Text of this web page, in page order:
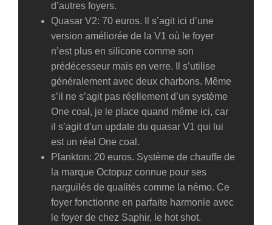
d’autres foyers.
Quasar V2: 70 euros. Il s’agit ici d’une
version améliorée de la V1 où le foyer
n’est plus en silicone comme son
prédécesseur mais en verre. Il s’utilise
généralement avec deux charbons. Même
s’il ne s’agit pas réellement d’un système
One coal, je le place quand même ici, car
il s’agit d’un update du quasar V1 qui lui
est un réel One coal.
Plankton: 20 euros. Système de chauffe de
la marque Octopuz connue pour ses
narguilés de qualités comme la némo. Ce
foyer fonctionne en parfaite harmonie avec
le foyer de chez Saphir, le hot shot.